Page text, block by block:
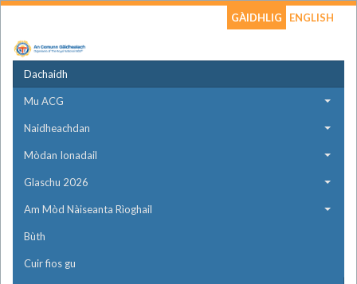
GÀIDHLIG ENGLISH
Dachaidh
Mu ACG
Naidheachdan
Mòdan Ionadail
Glaschu 2026
Am Mòd Nàiseanta Rìoghail
Bùth
Cuir fios gu